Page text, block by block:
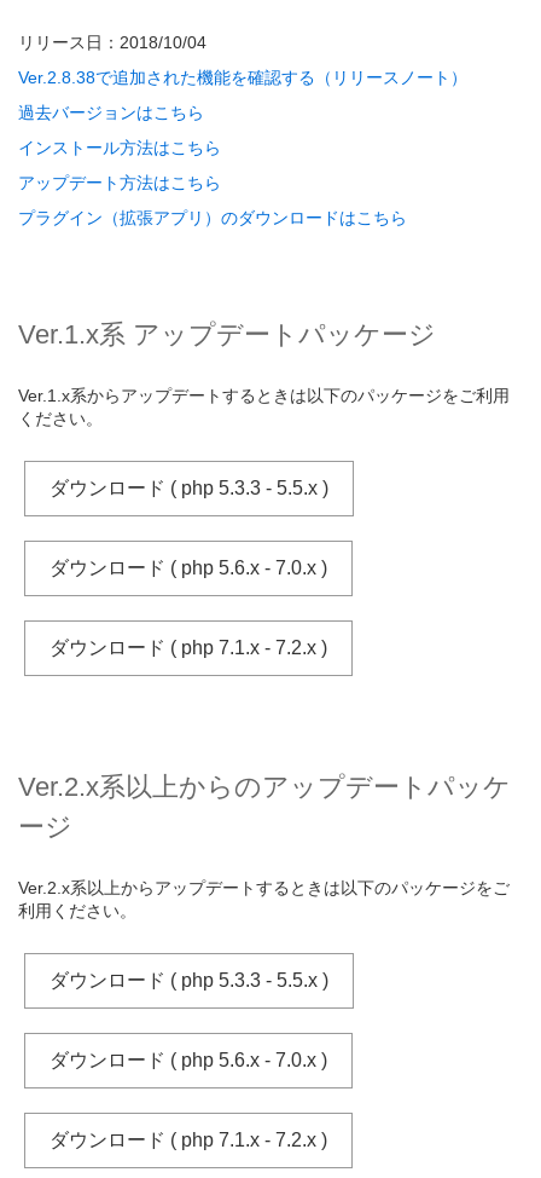
リリース日：2018/10/04
Ver.2.8.38で追加された機能を確認する（リリースノート）
過去バージョンはこちら
インストール方法はこちら
アップデート方法はこちら
プラグイン（拡張アプリ）のダウンロードはこちら
Ver.1.x系 アップデートパッケージ
Ver.1.x系からアップデートするときは以下のパッケージをご利用
ください。
ダウンロード ( php 5.3.3 - 5.5.x )
ダウンロード ( php 5.6.x - 7.0.x )
ダウンロード ( php 7.1.x - 7.2.x )
Ver.2.x系以上からのアップデートパッケ
ージ
Ver.2.x系以上からアップデートするときは以下のパッケージをご
利用ください。
ダウンロード ( php 5.3.3 - 5.5.x )
ダウンロード ( php 5.6.x - 7.0.x )
ダウンロード ( php 7.1.x - 7.2.x )